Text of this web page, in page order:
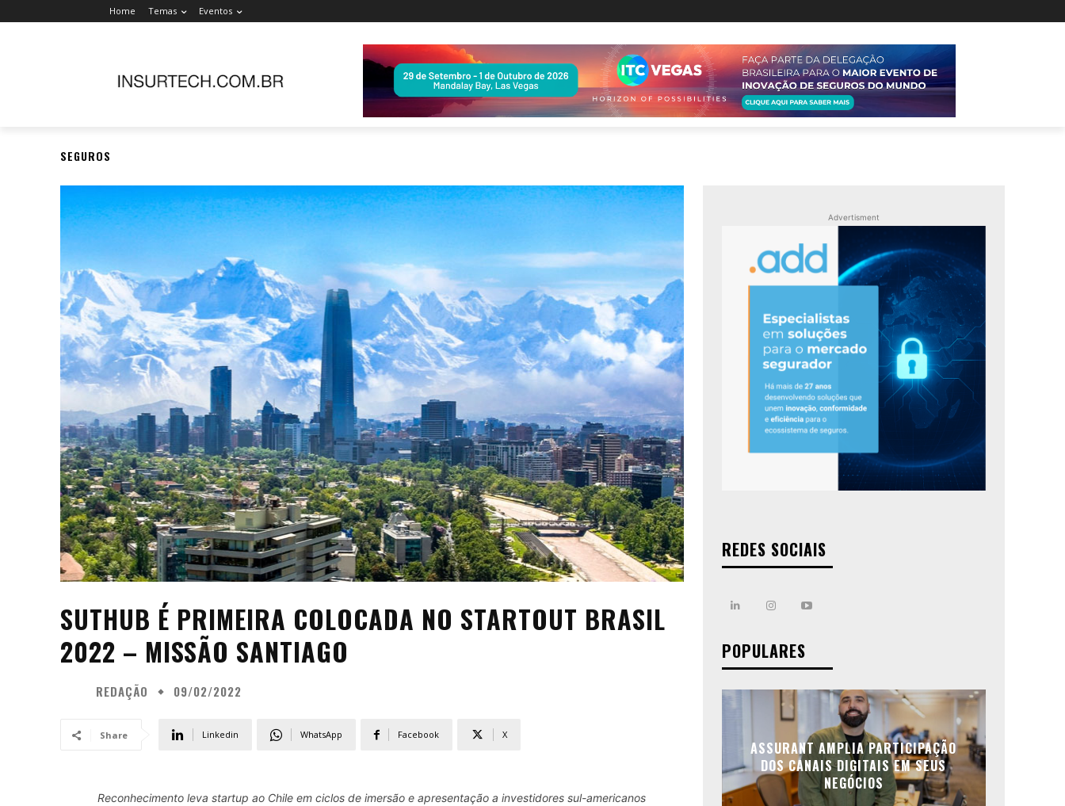
Home Temas Eventos
SEGUROS
SUTHUB É PRIMEIRA COLOCADA NO STARTOUT BRASIL
2022 – MISSÃO SANTIAGO
REDAÇÃO 09/02/2022
Share Linkedin WhatsApp Facebook X
Reconhecimento leva startup ao Chile em ciclos de imersão e apresentação a investidores sul-americanos
Advertisment
REDES SOCIAIS
POPULARES
ASSURANT AMPLIA PARTICIPAÇÃO
DOS CANAIS DIGITAIS EM SEUS
NEGÓCIOS